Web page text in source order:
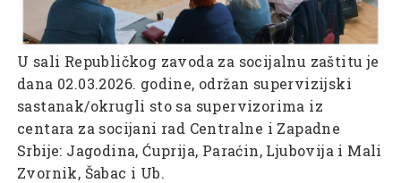
U sali Republičkog zavoda za socijalnu zaštitu je
dana 02.03.2026. godine, održan supervizijski
sastanak/okrugli sto sa supervizorima iz
centara za socijani rad Centralne i Zapadne
Srbije: Jagodina, Ćuprija, Paraćin, Ljubovija i Mali
Zvornik, Šabac i Ub.